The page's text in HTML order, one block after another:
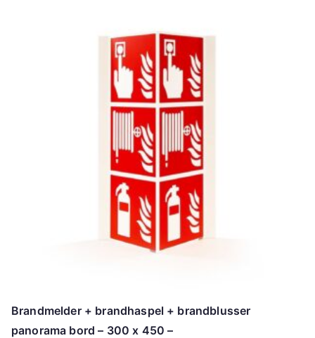
Brandmelder + brandhaspel + brandblusser
panorama bord – 300 x 450 –